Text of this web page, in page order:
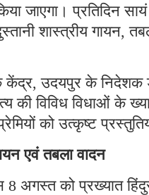
जाएगा। प्रतिदिन
शास्त्रीय गायन,
केंद्र, उदयपुर के निदेशक
की विविध विधाओं के
को उत्कृष्ट
एवं तबला वादन
अगस्त को प्रख्यात